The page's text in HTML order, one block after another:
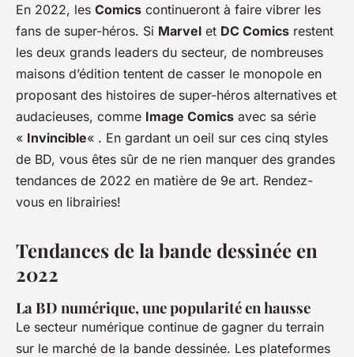
En 2022, les Comics continueront à faire vibrer les
fans de super-héros. Si Marvel et DC Comics restent
les deux grands leaders du secteur, de nombreuses
maisons d’édition tentent de casser le monopole en
proposant des histoires de super-héros alternatives et
audacieuses, comme Image Comics avec sa série
« Invincible« . En gardant un oeil sur ces cinq styles
de BD, vous êtes sûr de ne rien manquer des grandes
tendances de 2022 en matière de 9e art. Rendez-
vous en librairies!
Tendances de la bande dessinée en
2022
La BD numérique, une popularité en hausse
Le secteur numérique continue de gagner du terrain
sur le marché de la bande dessinée. Les plateformes